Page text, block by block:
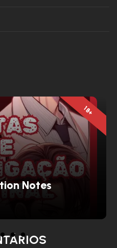
18+
Notes